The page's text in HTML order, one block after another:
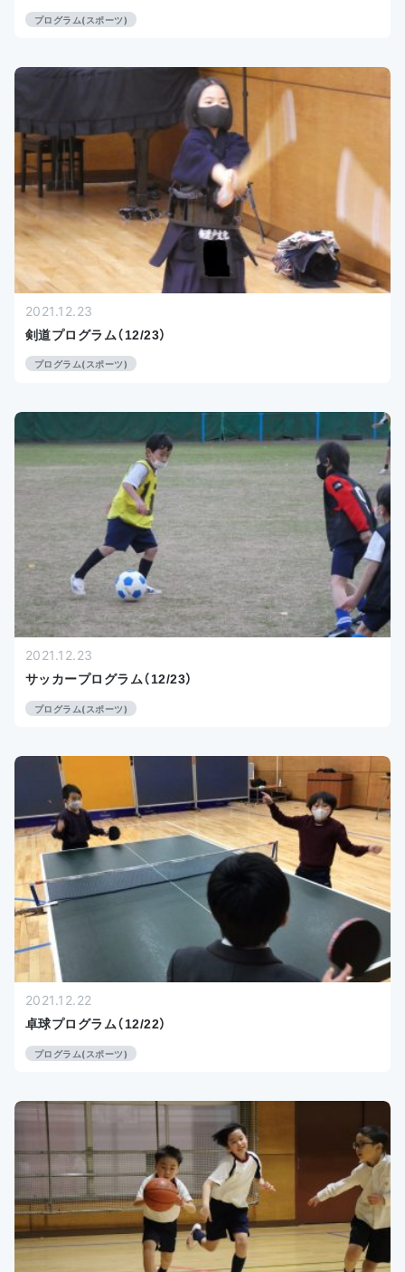
プログラム(スポーツ)
2021.12.23
剣道プログラム（12/23）
プログラム(スポーツ)
2021.12.23
サッカープログラム（12/23）
プログラム(スポーツ)
2021.12.22
卓球プログラム（12/22）
プログラム(スポーツ)